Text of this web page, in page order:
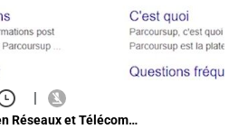
|
Réseaux et Télécom…